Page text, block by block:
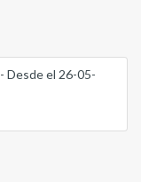
- Desde el 26-05-